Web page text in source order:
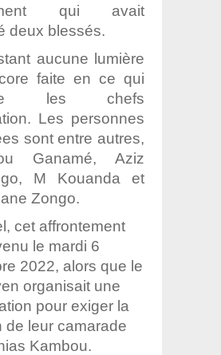
qui avait
deux blessés.
aucune lumière
faite en ce qui
les chefs
Les personnes
sont entre autres,
Ganamé, Aziz
M Kouanda et
Zongo.
cet affrontement
le mardi 6
2022, alors que le
organisait une
pour exiger la
de leur camarade
Kambou.